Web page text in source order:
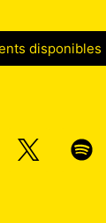
disponibles